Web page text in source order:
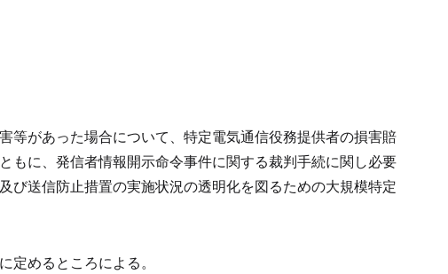
等があった場合について、特定電気通信役務提供者の損害賠
もに、発信者情報開示命令事件に関する裁判手続に関し必要
び送信防止措置の実施状況の透明化を図るための大規模特定
めるところによる。